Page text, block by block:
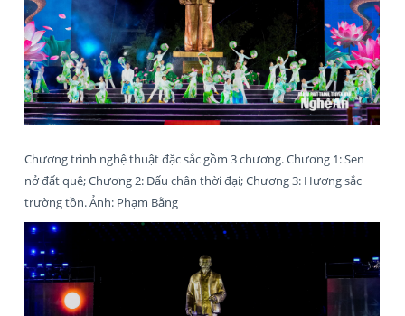
Chương trình nghệ thuật đặc sắc gồm 3 chương. Chương 1: Sen
nở đất quê; Chương 2: Dấu chân thời đại; Chương 3: Hương sắc
trường tồn. Ảnh: Phạm Bằng